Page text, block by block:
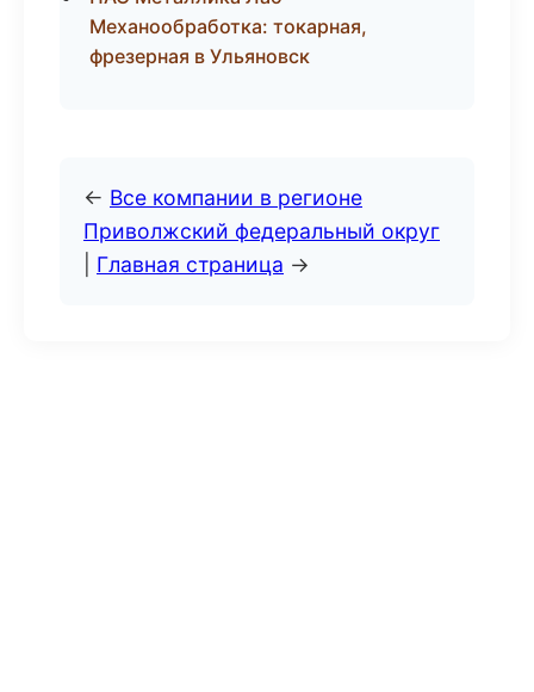
Механообработка: токарная,
фрезерная в Ульяновск
← Все компании в регионе
Приволжский федеральный округ
Главная страница →